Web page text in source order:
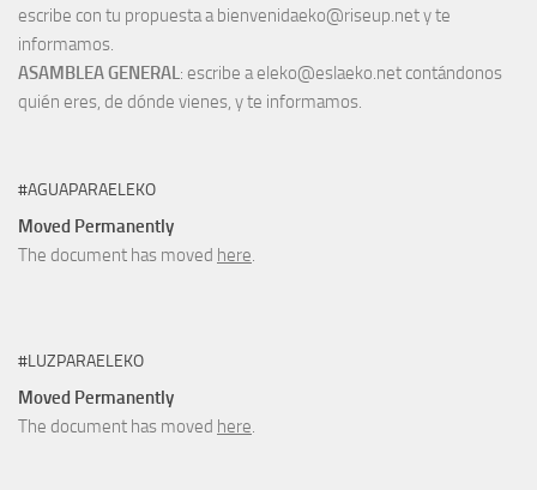
escribe con tu propuesta a bienvenidaeko@riseup.net y te
informamos.
ASAMBLEA GENERAL: escribe a eleko@eslaeko.net contándonos
quién eres, de dónde vienes, y te informamos.
#AGUAPARAELEKO
Moved Permanently
The document has moved here.
#LUZPARAELEKO
Moved Permanently
The document has moved here.